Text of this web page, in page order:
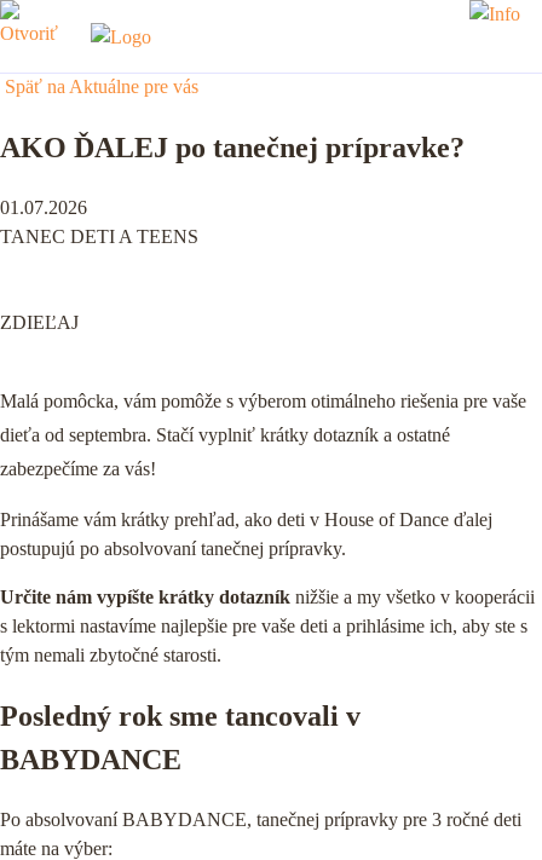
Späť na Aktuálne pre vás
AKO ĎALEJ po tanečnej prípravke?
01.07.2026
TANEC DETI A TEENS
ZDIEĽAJ
Malá pomôcka, vám pomôže s výberom otimálneho riešenia pre vaše
dieťa od septembra. Stačí vyplniť krátky dotazník a ostatné
zabezpečíme za vás!
Prinášame vám krátky prehľad, ako deti v House of Dance ďalej
postupujú po absolvovaní tanečnej prípravky.
Určite nám vypíšte krátky dotazník nižšie a my všetko v kooperácii
s lektormi nastavíme najlepšie pre vaše deti a prihlásime ich, aby ste s
tým nemali zbytočné starosti.
Posledný rok sme tancovali v
BABYDANCE
Po absolvovaní BABYDANCE, tanečnej prípravky pre 3 ročné deti
máte na výber: